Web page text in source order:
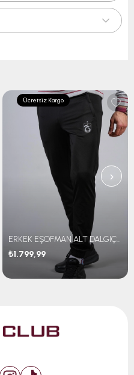
ERKEK EŞOFMAN ALT DALGIÇ KUMAŞ
₺1.799,99
Ücretsiz Kargo
›